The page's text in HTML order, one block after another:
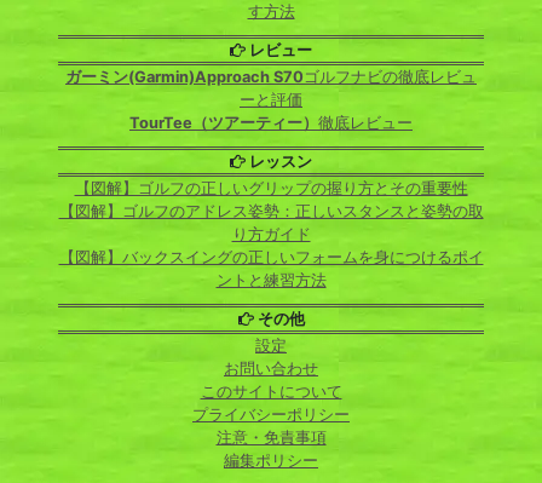
す方法
レビュー
ガーミン(Garmin)Approach S70ゴルフナビの徹底レビュ
ーと評価
TourTee（ツアーティー） 徹底レビュー
レッスン
【図解】ゴルフの正しいグリップの握り方とその重要性
【図解】ゴルフのアドレス姿勢：正しいスタンスと姿勢の取
り方ガイド
【図解】バックスイングの正しいフォームを身につけるポイ
ントと練習方法
その他
設定
お問い合わせ
このサイトについて
プライバシーポリシー
注意・免責事項
編集ポリシー